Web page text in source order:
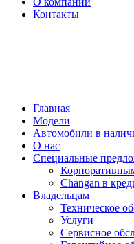
Контакты
Главная
Модели
Автомобили в
О нас
Специальные
Changan в
Владельцам
Техническое
Услуги
Сервисное